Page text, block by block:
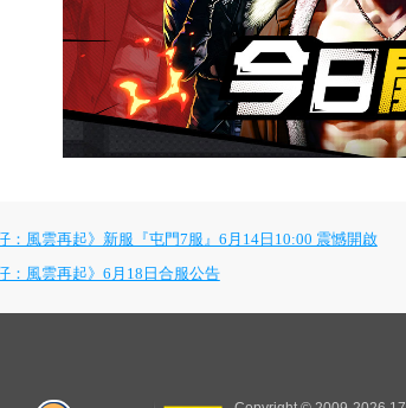
：風雲再起》新服『屯門7服』6月14日10:00 震憾開啟
：風雲再起》6月18日合服公告